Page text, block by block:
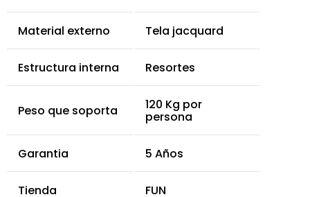
Material externo Tela jacquard
Estructura interna Resortes
Peso que soporta 120 Kg por
persona
Garantia 5 Años
Tienda FUN